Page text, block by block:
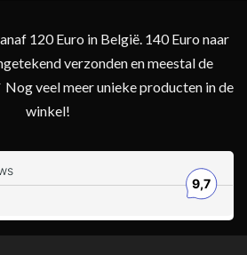
120 Euro in België. 140 Euro naar
verzonden en meestal de
veel meer unieke producten in de
winkel!